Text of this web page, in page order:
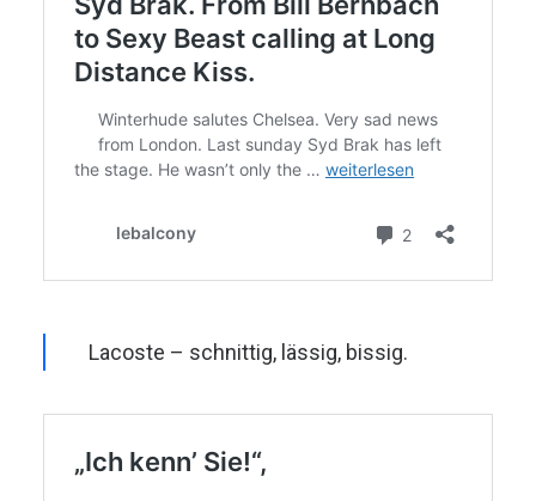
Lacoste – schnittig, lässig, bissig.